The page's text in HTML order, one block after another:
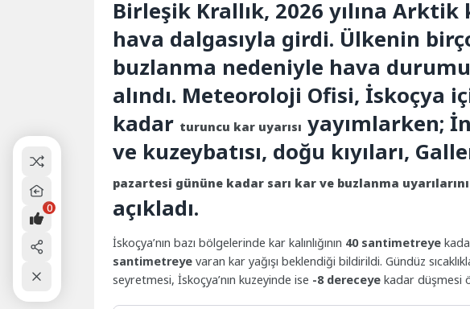
Birleşik Krallık, 2026 yılına
hava dalgasıyla girdi. Ülkenin
buzlanma nedeniyle hava
alındı. Meteoroloji Ofisi, İskoçya
kadar turuncu kar uyarısı yayımlarken;
ve kuzeybatısı, doğu kıyıları,
pazartesi gününe kadar sarı kar ve buzlanma
açıkladı.
İskoçya’nın bazı bölgelerinde kar kalınlığının 40 santimetreye
santimetreye varan kar yağışı beklendiği bildirildi. Gündüz
seyretmesi, İskoçya’nın kuzeyinde ise -8 dereceye kadar düşmesi
0